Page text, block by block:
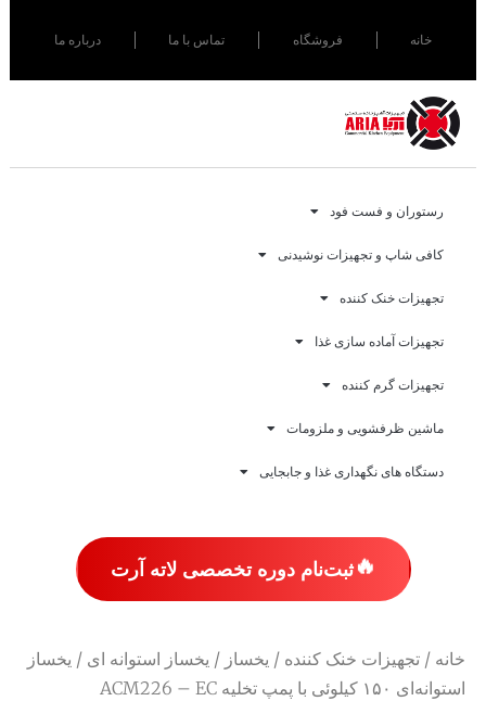
خانه فروشگاه تماس با ما درباره ما
رستوران و فست فود
کافی شاپ و تجهیزات نوشیدنی
تجهیزات خنک کننده
تجهیزات آماده سازی غذا
تجهیزات گرم کننده
ماشین ظرفشویی و ملزومات
دستگاه های نگهداری غذا و جابجایی
🔥ثبت‌نام دوره تخصصی لاته آرت
خانه / تجهیزات خنک کننده / یخساز / یخساز استوانه ای / یخساز
استوانه‌ای ۱۵۰ کیلوئی با پمپ تخلیه ACM226 – EC